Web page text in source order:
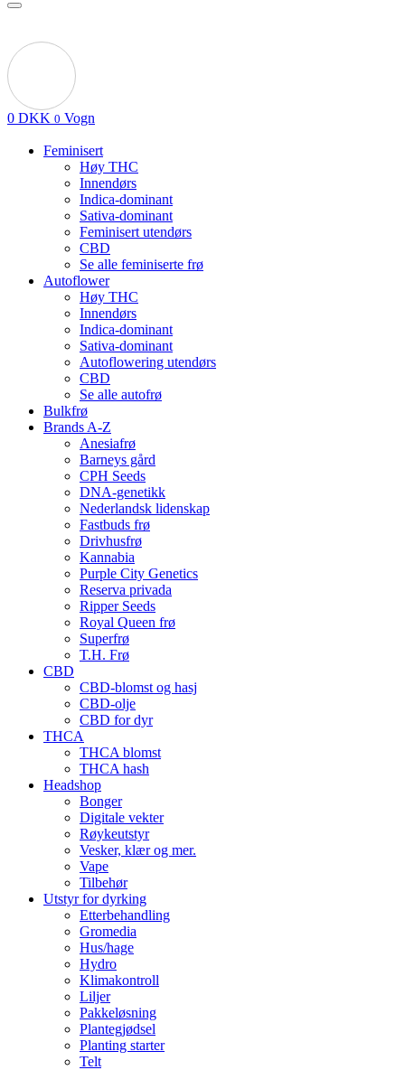
0 DKK 0 Vogn
Feminisert
Høy THC
Innendørs
Indica-dominant
Sativa-dominant
Feminisert utendørs
CBD
Se alle feminiserte frø
Autoflower
Høy THC
Innendørs
Indica-dominant
Sativa-dominant
Autoflowering utendørs
CBD
Se alle autofrø
Bulkfrø
Brands A-Z
Anesiafrø
Barneys gård
CPH Seeds
DNA-genetikk
Nederlandsk lidenskap
Fastbuds frø
Drivhusfrø
Kannabia
Purple City Genetics
Reserva privada
Ripper Seeds
Royal Queen frø
Superfrø
T.H. Frø
CBD
CBD-blomst og hasj
CBD-olje
CBD for dyr
THCA
THCA blomst
THCA hash
Headshop
Bonger
Digitale vekter
Røykeutstyr
Vesker, klær og mer.
Vape
Tilbehør
Utstyr for dyrking
Etterbehandling
Gromedia
Hus/hage
Hydro
Klimakontroll
Liljer
Pakkeløsning
Plantegjødsel
Planting starter
Telt